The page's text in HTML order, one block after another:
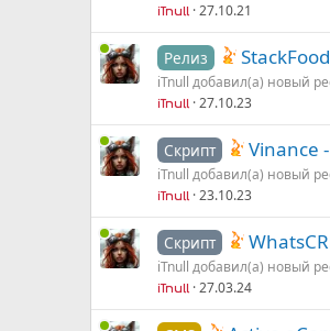
iTnull 27.10.21
Релиз
iTnull добавил(а) новый
iTnull 27.10.23
Скрипт Vinance
iTnull добавил(а) новый
iTnull 23.10.23
Скрипт
iTnull добавил(а) новый
iTnull 27.03.24